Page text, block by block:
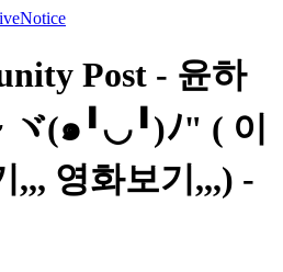
Notice
Post - 윤하
ヾ(๑╹◡╹)ﾉ" ( 이
,,, 영화보기,,,) -